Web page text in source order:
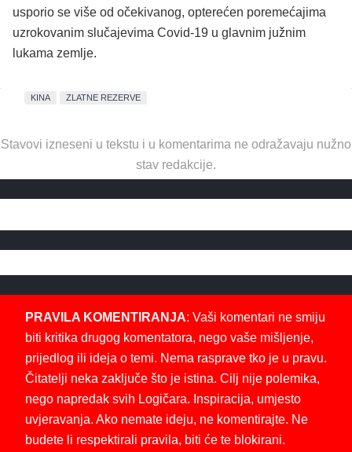
usporio se više od očekivanog, opterećen poremećajima
uzrokovanim slučajevima Covid-19 u glavnim južnim
lukama zemlje.
KINA ZLATNE REZERVE
Stavovi izneseni u tekstu i u komentarima ne odražavaju nužno
stav redakcije.
PRAVILA KOMENTIRANJA: Vaši komentari ne smiju
biti kritika drugog komentatora, nego vaše mišljenje,
prijedlog ili ideja o temi. Nema rasprave tko je u pravu.
Čitatelji neka zaključe što je istina. Cilj nije polemika,
nego napredak svih Logičara. Inspiracija, umjesto
uvjeravanja. Ako nemate ideju, ne komentirajte. Ne
budete li respektirali pravila, biti će te blokirani.